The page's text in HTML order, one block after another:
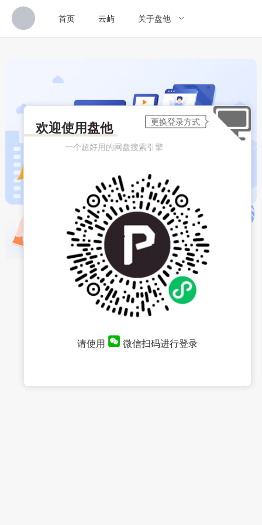
首页 云屿 关于盘他
欢迎使用盘他
一个超好用的网盘搜索引擎
请使用 微信扫码进行登录